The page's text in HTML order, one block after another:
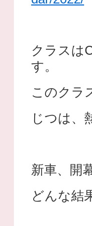
クラスは
す。
このクラ
じつは、
新車、開
どんな結